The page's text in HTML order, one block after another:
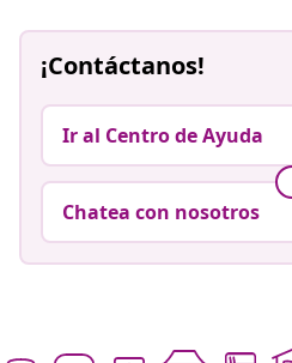
¡Contáctanos!
Ir al Centro de Ayuda
Chatea con nosotros